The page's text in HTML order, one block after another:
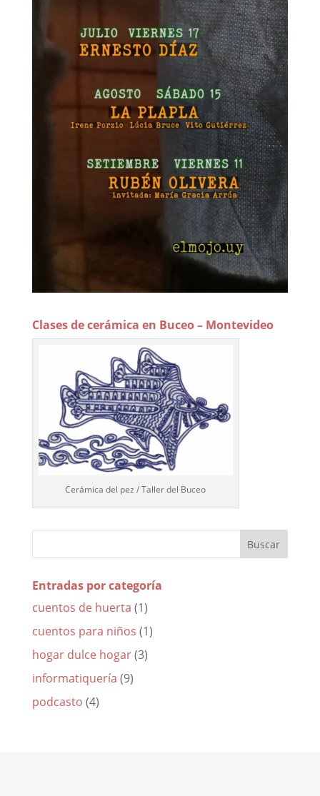
Clases de cerámica en Buceo – Montevideo
Cerámica del pez / Taller del Buceo
Entradas por categoría
cuentos de huerta (1)
cuentos para niños (1)
hogar dulce hogar(3)
informatiquería (9)
podcasto (4)